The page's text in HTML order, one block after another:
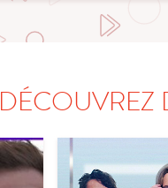
DÉCOUVREZ